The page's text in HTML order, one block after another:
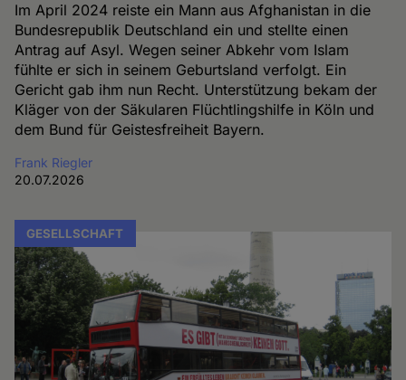
Im April 2024 reiste ein Mann aus Afghanistan in die
Bundesrepublik Deutschland ein und stellte einen
Antrag auf Asyl. Wegen seiner Abkehr vom Islam
fühlte er sich in seinem Geburtsland verfolgt. Ein
Gericht gab ihm nun Recht. Unterstützung bekam der
Kläger von der Säkularen Flüchtlingshilfe in Köln und
dem Bund für Geistesfreiheit Bayern.
Frank Riegler
20.07.2026
GESELLSCHAFT